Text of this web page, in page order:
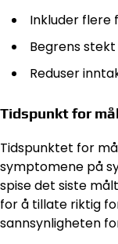
Inkluder flere
Begrens
Reduser
Tidspunkt for
Tidspunktet for
symptomene på
spise det siste
for å tillate riktig
sannsynligheten